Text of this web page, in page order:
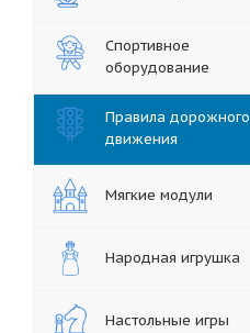
Спортивное
оборудование
Правила дорожного
движения
Мягкие модули
Народная игрушка
Настольные игры